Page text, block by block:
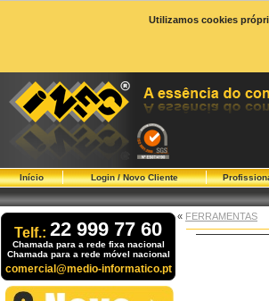
Utilizamos cookies
Início Login / Novo Cliente
Telf.: 22 999 77 60
Chamada para a rede fixa nacional
Chamada para a rede móvel nacional
comercial@medio-informatico.pt
« FERRAMENTAS